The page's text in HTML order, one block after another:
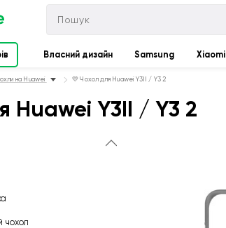
Власний дизайн Samsung Xiaomi
на Huawei 💛 Чохол для Huawei Y3II / Y3 2
Huawei Y3II / Y3 2
чохол